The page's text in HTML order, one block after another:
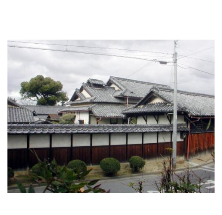
観光スポット
宿泊
イベント情報
ショッピング・お土産
サイクリングさかい